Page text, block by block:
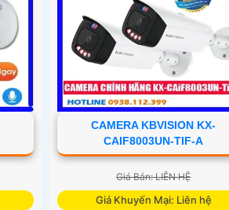
CAMERA KBVISION KX-
CAIF8003UN-TIF-A
Giá Bán: LIÊN HỆ
Giá Khuyến Mại: Liên hệ